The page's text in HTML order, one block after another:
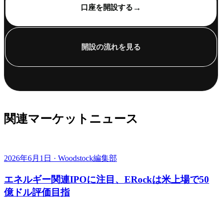
口座を開設する →
開設の流れを見る
関連マーケットニュース
2026年6月1日 · Woodstock編集部
エネルギー関連IPOに注目、ERockは米上場で50
億ドル評価目指